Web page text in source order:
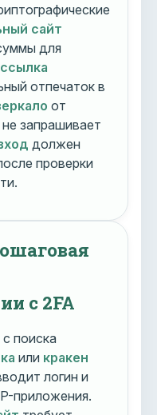
сайт
для
отпечаток в
от
запрашивает
должен
проверки
с 2FA
поиска
или кракен
логин и
приложения.